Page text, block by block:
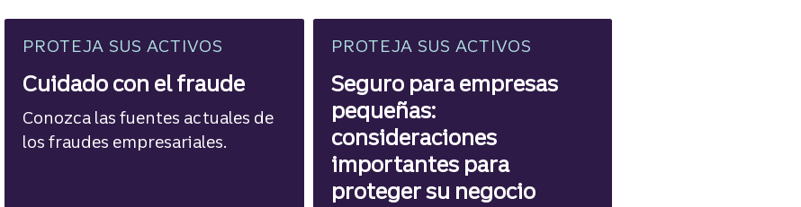
PROTEJA SUS ACTIVOS
Cuidado con el fraude
Conozca las fuentes actuales de
los fraudes empresariales.
PROTEJA SUS ACTIVOS
Seguro para empresas
pequeñas:
consideraciones
importantes para
proteger su negocio